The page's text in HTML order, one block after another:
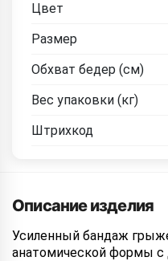
Цвет
Размер
Обхват бедер (см)
Вес упаковки (кг)
Штрихкод
Описание изделия
Усиленный бандаж
анатомической формы